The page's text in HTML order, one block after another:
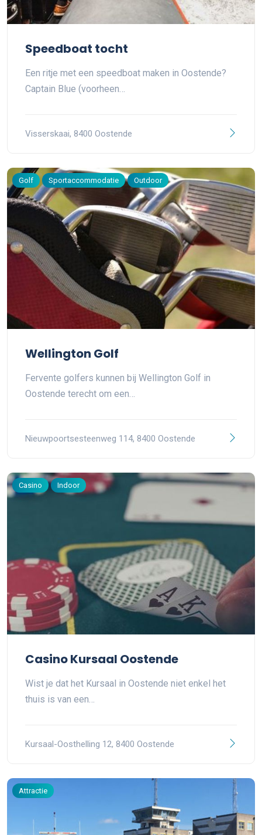
Speedboat tocht
Een ritje met een speedboat maken in Oostende?
Captain Blue (voorheen…
Visserskaai, 8400 Oostende
Golf Sportaccommodatie Outdoor
Wellington Golf
Fervente golfers kunnen bij Wellington Golf in
Oostende terecht om een…
Nieuwpoortsesteenweg 114, 8400 Oostende
Casino Indoor
Casino Kursaal Oostende
Wist je dat het Kursaal in Oostende niet enkel het
thuis is van een…
Kursaal-Oosthelling 12, 8400 Oostende
Attractie